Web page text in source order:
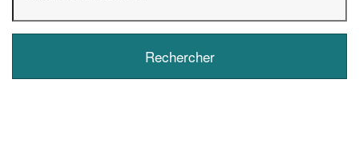
✕